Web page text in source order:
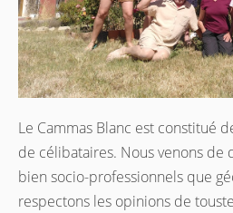
Le Cammas Blanc est constitué
de célibataires. Nous venons de
bien socio-professionnels que
respectons les opinions de